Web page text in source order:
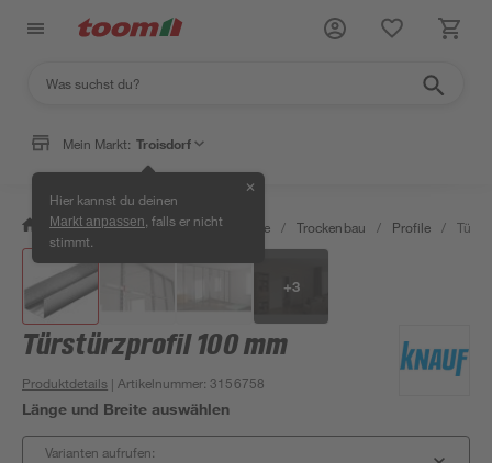
Mein Markt: Troisdorf
Hier kannst du deinen
Markt anpassen , falls er nicht
stimmt.
✕
/ Bauen & Renovieren / Baustoffe / Trockenbau / Profile /
+3
Türstürzprofil 100 mm
Produktdetails | Artikelnummer:3156758
Länge und Breite auswählen
Varianten aufrufen: